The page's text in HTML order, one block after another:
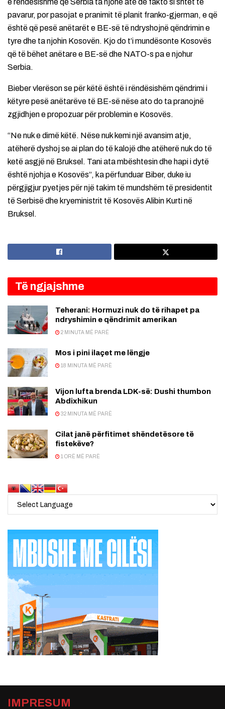
pavarur, por pasojat e pranimit të planit franko-gjerman, e që
është që pesë anëtarët e BE-së të ndryshojnë qëndrimin e
tyre dhe ta njohin Kosovën. Kjo do t’i mundësonte Kosovës
që të bëhet anëtare e BE-së dhe NATO-s pa e njohur
Serbia.
Bieber vlerëson se për këtë është i rëndësishëm qëndrimi i
këtyre pesë anëtarëve të BE-së nëse ato do ta pranojnë
zgjidhjen e propozuar për problemin e Kosovës.
“Ne nuk e dimë këtë. Nëse nuk kemi një avansim atje,
atëherë dyshoj se ai plan do të kalojë dhe atëherë nuk do të
ketë asgjë në Bruksel. Tani ata mbështesin dhe hapi i dytë
është njohja e Kosovës”, ka përfunduar Biber, duke iu
përgjigjur pyetjes për një takim të mundshëm të presidentit
të Serbisë dhe kryeministrit të Kosovës Alibin Kurti në
Bruksel.
Të ngjajshme
Teherani: Hormuzi nuk do të rihapet pa
ndryshimin e qëndrimit amerikan
2 MINUTA MË PARË
Mos i pini ilaçet me lëngje
18 MINUTA MË PARË
Vijon lufta brenda LDK-së: Dushi thumbon
Abdixhikun
32 MINUTA MË PARË
Cilat janë përfitimet shëndetësore të
fistekëve?
1 ORË MË PARË
IMPRESUM